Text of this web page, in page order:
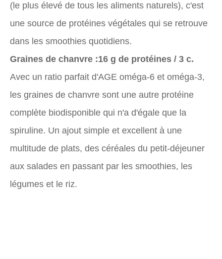
(le plus élevé de tous les aliments naturels), c'est
une source de protéines végétales qui se retrouve
dans les smoothies quotidiens.
Graines de chanvre :16 g de protéines / 3 c.
Avec un ratio parfait d'AGE oméga-6 et oméga-3,
les graines de chanvre sont une autre protéine
complète biodisponible qui n'a d'égale que la
spiruline. Un ajout simple et excellent à une
multitude de plats, des céréales du petit-déjeuner
aux salades en passant par les smoothies, les
légumes et le riz.